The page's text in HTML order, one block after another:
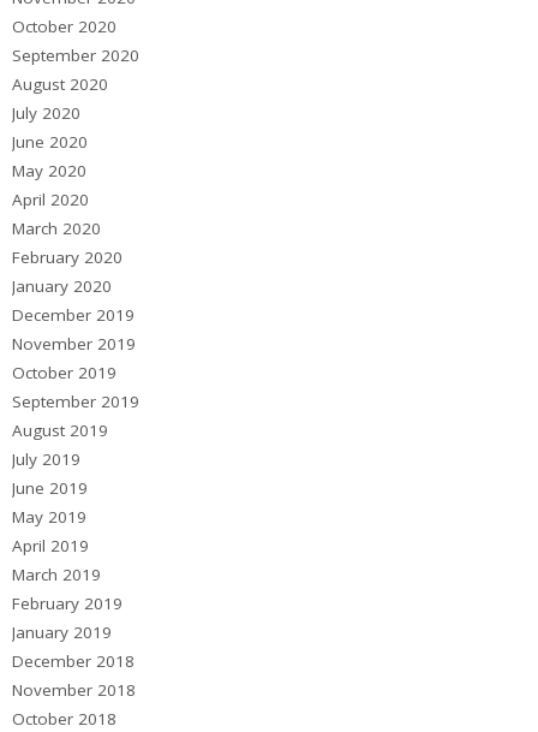
October 2020
September 2020
August 2020
July 2020
June 2020
May 2020
April 2020
March 2020
February 2020
January 2020
December 2019
November 2019
October 2019
September 2019
August 2019
July 2019
June 2019
May 2019
April 2019
March 2019
February 2019
January 2019
December 2018
November 2018
October 2018